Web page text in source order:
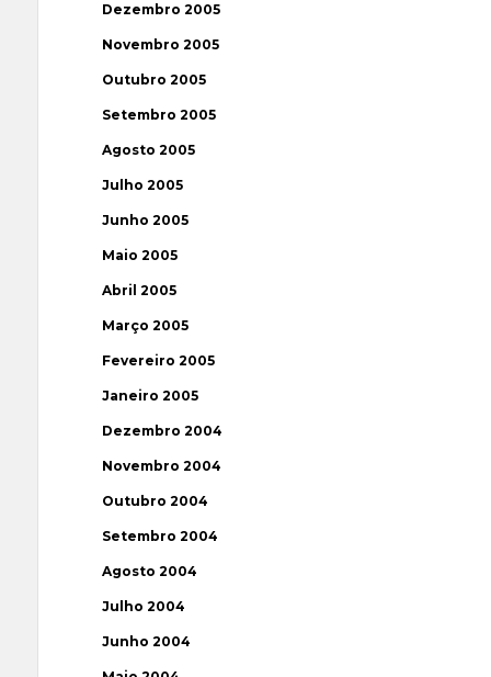
Dezembro 2005
Novembro 2005
Outubro 2005
Setembro 2005
Agosto 2005
Julho 2005
Junho 2005
Maio 2005
Abril 2005
Março 2005
Fevereiro 2005
Janeiro 2005
Dezembro 2004
Novembro 2004
Outubro 2004
Setembro 2004
Agosto 2004
Julho 2004
Junho 2004